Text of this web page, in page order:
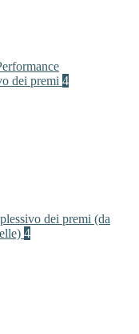
dei premi 4
dei premi (da
4